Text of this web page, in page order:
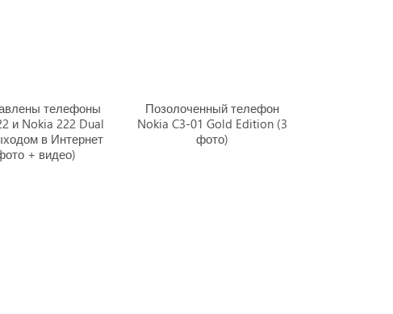
телефоны
и Nokia 222 Dual
в Интернет
+ видео)
Позолоченный телефон
Nokia C3-01 Gold Edition (3
фото)